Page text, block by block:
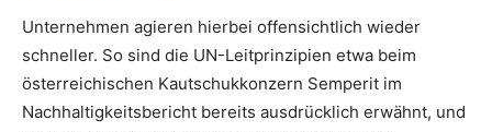
Unternehmen agieren hierbei offensichtlich wieder
schneller. So sind die UN-Leitprinzipien etwa beim
österreichischen Kautschukkonzern Semperit im
Nachhaltigkeits­bericht bereits ausdrücklich erwähnt, und